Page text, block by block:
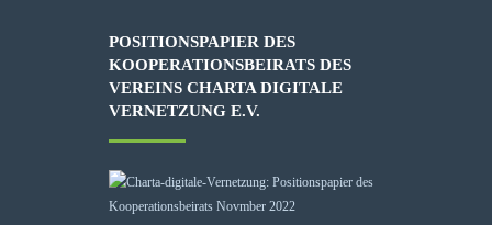
POSITIONSPAPIER DES
KOOPERATIONSBEIRATS DES
VEREINS CHARTA DIGITALE
VERNETZUNG E.V.